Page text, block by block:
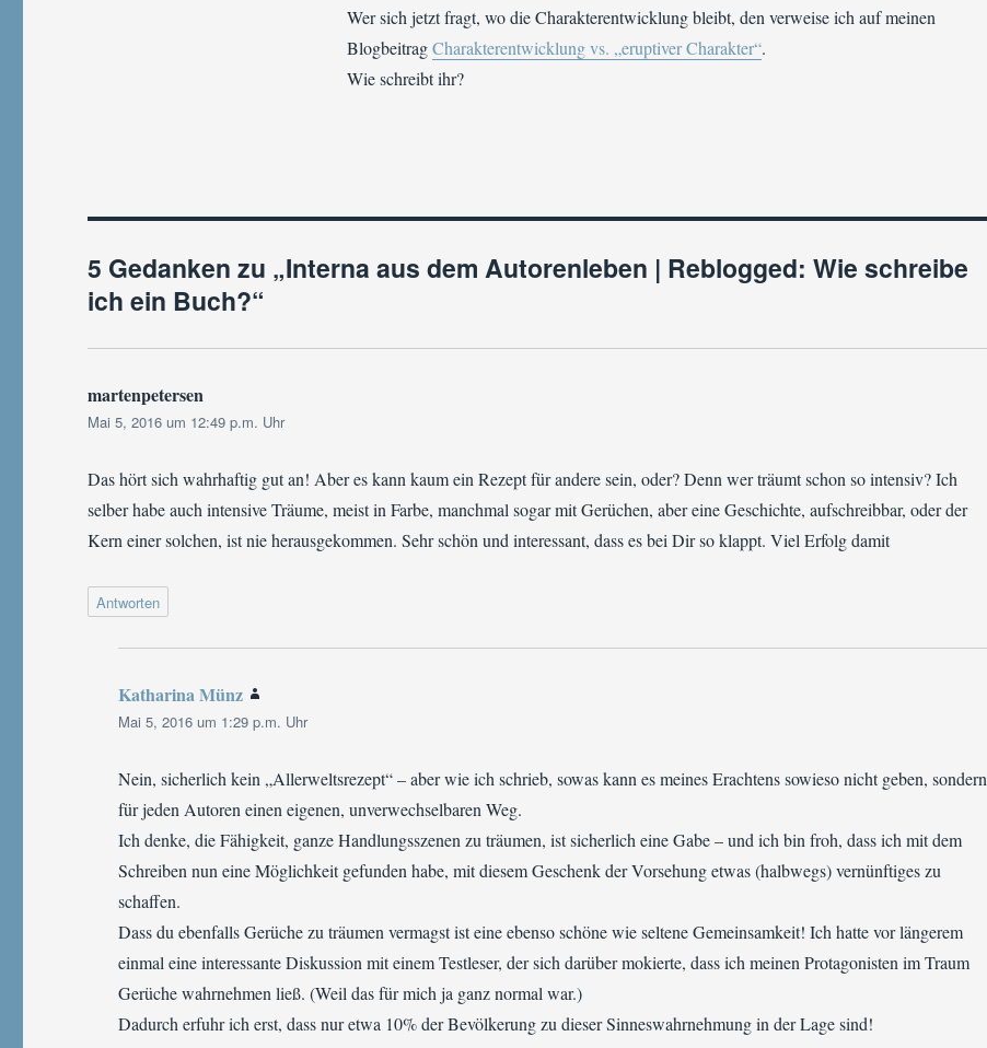
Wer sich jetzt fragt, wo die Charakterentwicklung bleibt, den verweise ich auf meinen
BlogbeitragCharakterentwicklung vs. „eruptiver Charakter“.
Wie schreibt ihr?
5 Gedanken zu „Interna aus dem Autorenleben | Reblogged: Wie schreibe
ich ein Buch?“
martenpetersen
Mai 5, 2016 um 12:49 p.m. Uhr
Das hört sich wahrhaftig gut an! Aber es kann kaum ein Rezept für andere sein, oder? Denn wer träumt schon so intensiv? Ich
selber habe auch intensive Träume, meist in Farbe, manchmal sogar mit Gerüchen, aber eine Geschichte, aufschreibbar, oder der
Kern einer solchen, ist nie herausgekommen. Sehr schön und interessant, dass es bei Dir so klappt. Viel Erfolg damit
Antworten
Katharina Münz
Mai 5, 2016 um 1:29 p.m. Uhr
Nein, sicherlich kein „Allerweltsrezept“ – aber wie ich schrieb, sowas kann es meines Erachtens sowieso nicht geben, sondern
für jeden Autoren einen eigenen, unverwechselbaren Weg.
Ich denke, die Fähigkeit, ganze Handlungsszenen zu träumen, ist sicherlich eine Gabe – und ich bin froh, dass ich mit dem
Schreiben nun eine Möglichkeit gefunden habe, mit diesem Geschenk der Vorsehung etwas (halbwegs) vernünftiges zu
schaffen.
Dass du ebenfalls Gerüche zu träumen vermagst ist eine ebenso schöne wie seltene Gemeinsamkeit! Ich hatte vor längerem
einmal eine interessante Diskussion mit einem Testleser, der sich darüber mokierte, dass ich meinen Protagonisten im Traum
Gerüche wahrnehmen ließ. (Weil das für mich ja ganz normal war.)
Dadurch erfuhr ich erst, dass nur etwa 10% der Bevölkerung zu dieser Sinneswahrnehmung in der Lage sind!